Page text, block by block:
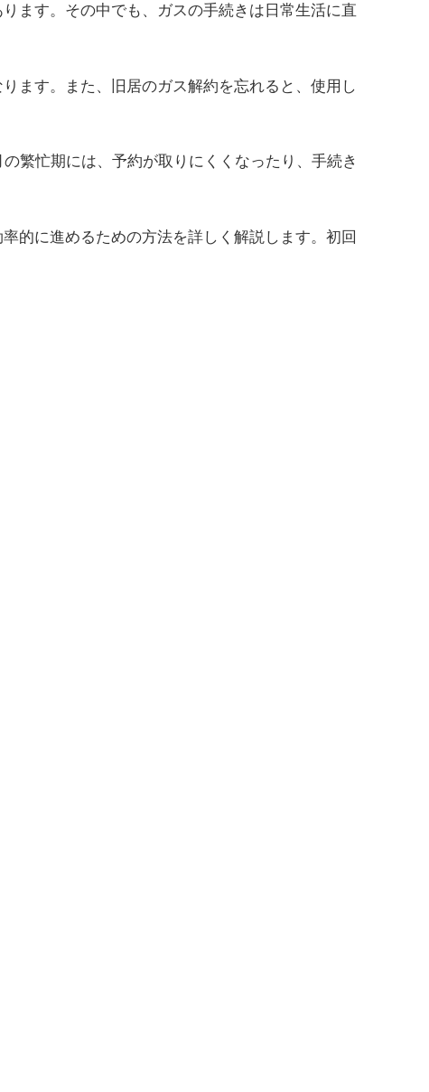
ます。その中でも、ガスの手続きは日常生活に直
ます。また、旧居のガス解約を忘れると、使用し
繁忙期には、予約が取りにくくなったり、手続き
的に進めるための方法を詳しく解説します。初回